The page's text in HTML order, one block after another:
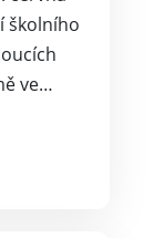
ve…